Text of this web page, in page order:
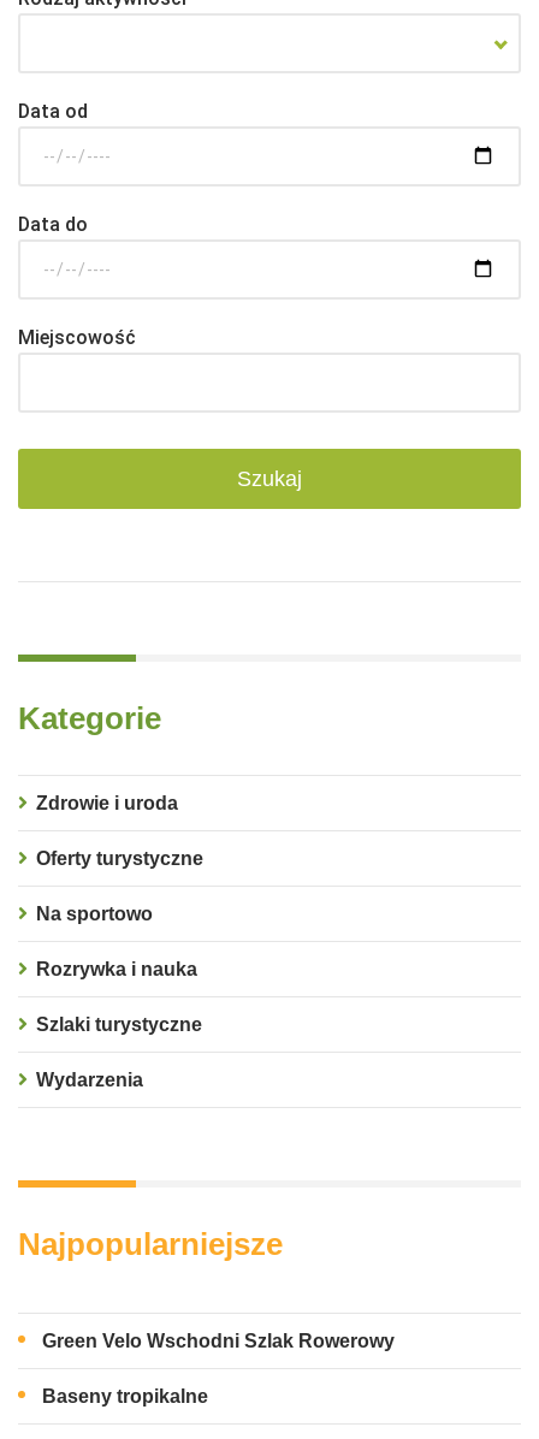
Data od
Data do
Miejscowość
Kategorie
Zdrowie i uroda
Oferty turystyczne
Na sportowo
Rozrywka i nauka
Szlaki turystyczne
Wydarzenia
Najpopularniejsze
Green Velo Wschodni Szlak Rowerowy
Baseny tropikalne